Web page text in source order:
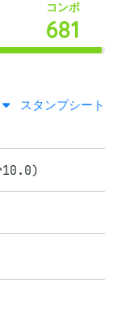
コンボ
681
スタンプシート